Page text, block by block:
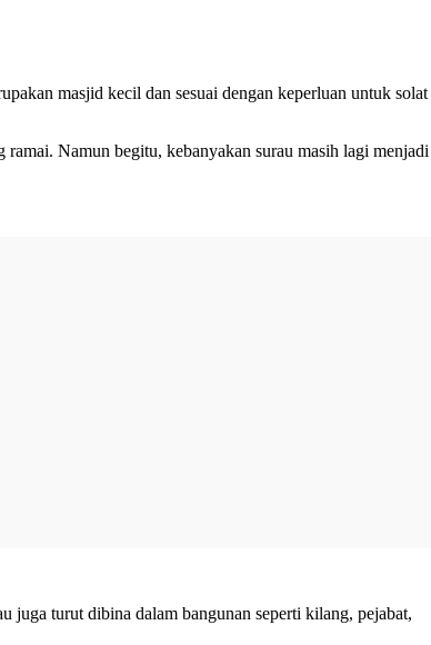
masjid kecil dan sesuai dengan keperluan untuk solat
ramai. Namun begitu, kebanyakan surau masih lagi
juga turut dibina dalam bangunan seperti kilang, pejabat,